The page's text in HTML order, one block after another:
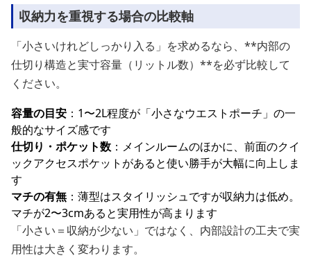
収納力を重視する場合の比較軸
「小さいけれどしっかり入る」を求めるなら、**内部の
仕切り構造と実寸容量（リットル数）**を必ず比較して
ください。
容量の目安 ：1〜2L程度が「小さなウエストポーチ」の一
般的なサイズ感です
仕切り・ポケット数 ：メインルームのほかに、前面のクイ
ックアクセスポケットがあると使い勝手が大幅に向上しま
す
マチの有無 ：薄型はスタイリッシュですが収納力は低め。
マチが2〜3cmあると実用性が高まります
「小さい＝収納が少ない」ではなく、内部設計の工夫で実
用性は大きく変わります。